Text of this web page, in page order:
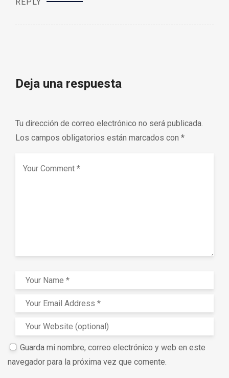
Deja una respuesta
Tu dirección de correo electrónico no será publicada.
Los campos obligatorios están marcados con *
Guarda mi nombre, correo electrónico y web en este
navegador para la próxima vez que comente.